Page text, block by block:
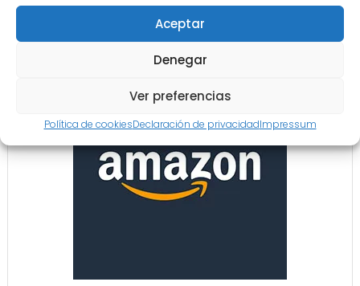
Aceptar
Denegar
Ver preferencias
Política de cookiesDeclaración de privacidadImpressum